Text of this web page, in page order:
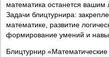
математика останется
Задачи блицтурнира:
математике, развитие
формирование умений и
Блицтурнир «Математические